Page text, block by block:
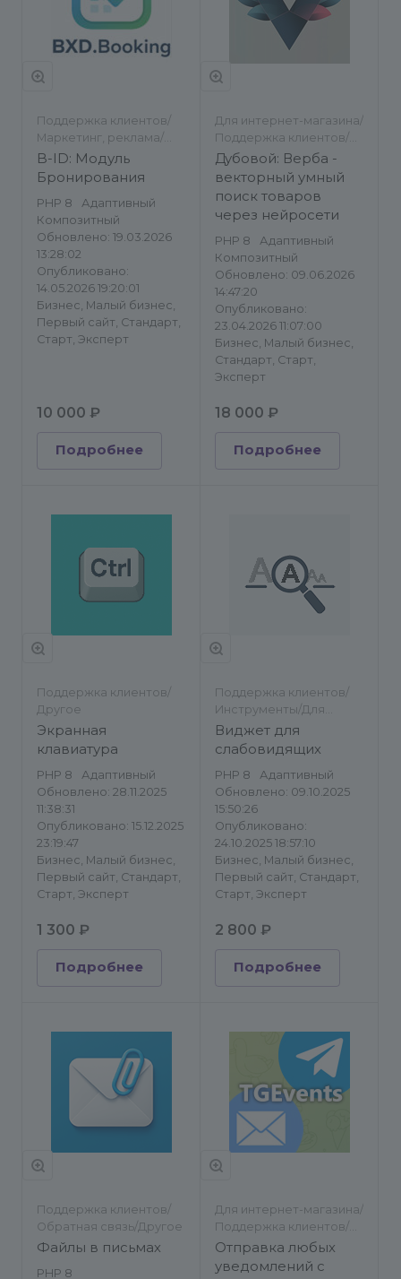
Поддержка клиентов/
Маркетинг, реклама/
Другое/Другое
B-ID: Модуль
Бронирования
PHP 8
Адаптивный
Композитный
Обновлено: 19.03.2026
13:28:02
Опубликовано:
14.05.2026 19:20:01
Бизнес, Малый бизнес,
Первый сайт, Стандарт,
Старт, Эксперт
10 000 ₽
Подробнее
Для интернет-магазина/
Поддержка клиентов/
Другое
Дубовой: Верба -
векторный умный
поиск товаров
через нейросети
PHP 8
Адаптивный
Композитный
Обновлено: 09.06.2026
14:47:20
Опубликовано:
23.04.2026 11:07:00
Бизнес, Малый бизнес,
Стандарт, Старт,
Эксперт
18 000 ₽
Подробнее
Поддержка клиентов/
Другое
Экранная
клавиатура
PHP 8
Адаптивный
Обновлено: 28.11.2025
11:38:31
Опубликовано: 15.12.2025
23:19:47
Бизнес, Малый бизнес,
Первый сайт, Стандарт,
Старт, Эксперт
1 300 ₽
Подробнее
Поддержка клиентов/
Инструменты/Для
разработчиков/Другое
Виджет для
слабовидящих
PHP 8
Адаптивный
Обновлено: 09.10.2025
15:50:26
Опубликовано:
24.10.2025 18:57:10
Бизнес, Малый бизнес,
Первый сайт, Стандарт,
Старт, Эксперт
2 800 ₽
Подробнее
Поддержка клиентов/
Обратная связь/Другое
Файлы в письмах
PHP 8
Для интернет-магазина/
Поддержка клиентов/
Другое/Другое
Отправка любых
уведомлений с